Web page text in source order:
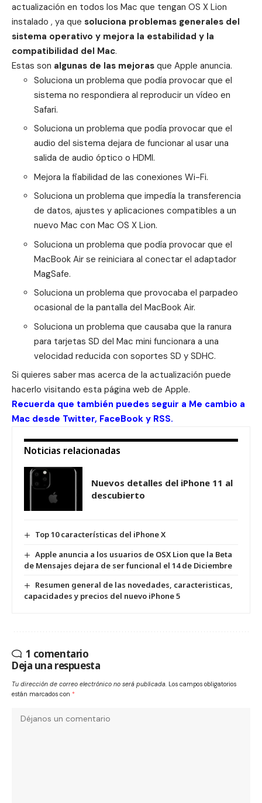
actualización en todos los Mac que tengan OS X Lion
instalado , ya que soluciona problemas generales del
sistema operativo y mejora la estabilidad y la
compatibilidad del Mac.
Estas son algunas de las mejoras que Apple anuncia.
Soluciona un problema que podía provocar que el
sistema no respondiera al reproducir un vídeo en
Safari.
Soluciona un problema que podía provocar que el
audio del sistema dejara de funcionar al usar una
salida de audio óptico o HDMI.
Mejora la fiabilidad de las conexiones Wi-Fi.
Soluciona un problema que impedía la transferencia
de datos, ajustes y aplicaciones compatibles a un
nuevo Mac con Mac OS X Lion.
Soluciona un problema que podía provocar que el
MacBook Air se reiniciara al conectar el adaptador
MagSafe.
Soluciona un problema que provocaba el parpadeo
ocasional de la pantalla del MacBook Air.
Soluciona un problema que causaba que la ranura
para tarjetas SD del Mac mini funcionara a una
velocidad reducida con soportes SD y SDHC.
Si quieres saber mas acerca de la actualización puede
hacerlo visitando esta página web de Apple.
Recuerda que también puedes seguir a Me cambio a
Mac desde Twitter, FaceBook y RSS.
Noticias relacionadas
Nuevos detalles del iPhone 11 al
descubierto
Top 10 características del iPhone X
Apple anuncia a los usuarios de OSX Lion que la Beta
de Mensajes dejara de ser funcional el 14 de Diciembre
Resumen general de las novedades, caracteristicas,
capacidades y precios del nuevo iPhone 5
1 comentario
Deja una respuesta
Tu dirección de correo electrónico no será publicada. Los campos obligatorios
están marcados con *